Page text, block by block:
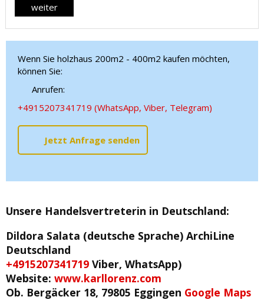
weiter
Wenn Sie holzhaus 200m2 - 400m2 kaufen möchten,
können Sie:
Anrufen:
+4915207341719 (WhatsApp, Viber, Telegram)
Jetzt Anfrage senden
Unsere Handelsvertreterin in Deutschland:
Dildora Salata (deutsche Sprache) ArchiLine
Deutschland
+4915207341719 Viber, WhatsApp)
Website: www.karllorenz.com
Ob. Bergäcker 18, 79805 Eggingen Google Maps